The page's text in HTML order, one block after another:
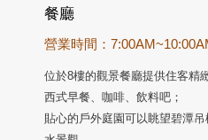
餐廳
營業時間：
位於8樓的觀景餐廳提供住客精
西式早餐、咖啡、飲料吧；
貼心的戶外庭園可以眺望碧潭